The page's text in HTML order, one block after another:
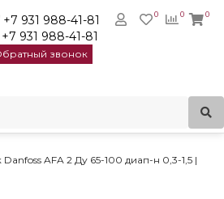
+7 931 988-41-81
931 988-41-81
звонок
0
0 0
давления
«до себя» Virtus AFA 2/VFG 22 Danfoss
AFA 2 Ду 65-100 диап-н 0,3-1,5 |